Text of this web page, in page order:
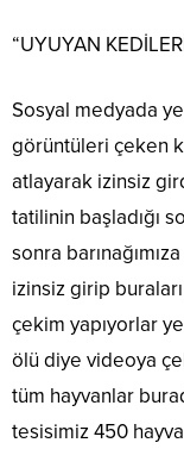
“UYUYAN
Sosyal medyada
görüntüleri çeken
atlayarak izinsiz
tatilinin başladığı
sonra
izinsiz girip
çekim yapıyorlar
ölü diye videoya
tüm hayvanlar
tesisimiz 450